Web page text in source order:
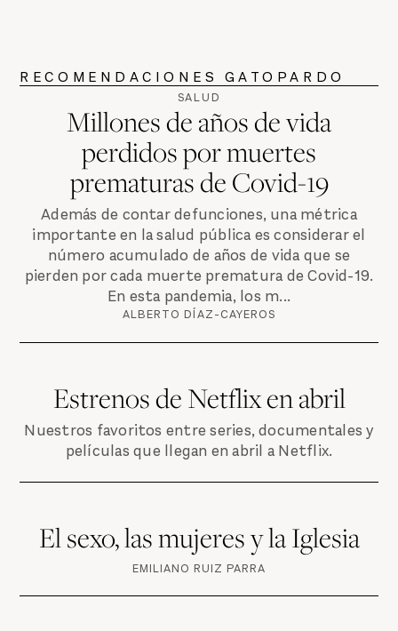
RECOMENDACIONES GATOPARDO
SALUD
Millones de años de vida
perdidos por muertes
prematuras de Covid-19
Además de contar defunciones, una métrica
importante en la salud pública es considerar el
número acumulado de años de vida que se
pierden por cada muerte prematura de Covid-19.
En esta pandemia, los m...
ALBERTO DÍAZ-CAYEROS
Estrenos de Netflix en abril
Nuestros favoritos entre series, documentales y
películas que llegan en abril a Netflix.
El sexo, las mujeres y la Iglesia
EMILIANO RUIZ PARRA